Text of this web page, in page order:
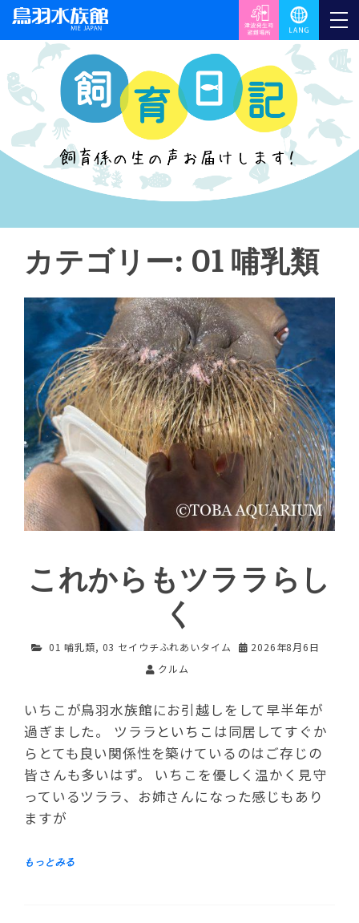
カテゴリー: 01 哺乳類
これからもツララらし
く
01 哺乳類, 03 セイウチふれあいタイム
2026年8月6日
クルム
いちこが鳥羽水族館にお引越しをして早半年が
過ぎました。 ツララといちこは同居してすぐか
らとても良い関係性を築けているのはご存じの
皆さんも多いはず。 いちこを優しく温かく見守
っているツララ、お姉さんになった感じもあり
ますが